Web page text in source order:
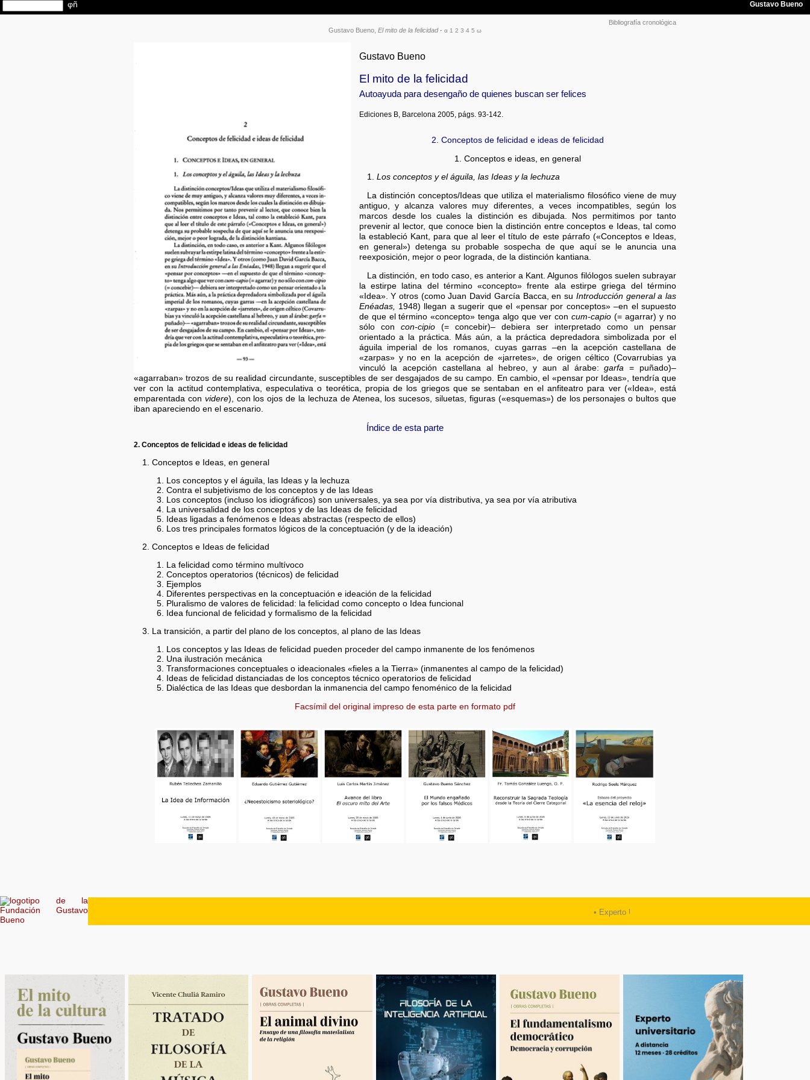
Bibliografía cronológica
Gustavo Bueno, El mito de la felicidad· α 1 2 3 4 5 ω
Gustavo Bueno
El mito de la felicidad
Autoayuda para desengaño de quienes buscan ser felices
Ediciones B, Barcelona 2005, págs. 93-142.
2. Conceptos de felicidad e ideas de felicidad
1. Conceptos e ideas, en general
1.Los conceptos y el águila, las Ideas y la lechuza
La distinción conceptos/Ideas que utiliza el materialismo filosófico viene de muy
antiguo, y alcanza valores muy diferentes, a veces incompatibles, según los
marcos desde los cuales la distinción es dibujada. Nos permitimos por tanto
prevenir al lector, que conoce bien la distinción entre conceptos e Ideas, tal como
la estableció Kant, para que al leer el título de este párrafo («Conceptos e Ideas,
en general») detenga su probable sospecha de que aquí se le anuncia una
reexposición, mejor o peor lograda, de la distinción kantiana.
La distinción, en todo caso, es anterior a Kant. Algunos filólogos suelen subrayar
la estirpe latina del término «concepto» frente ala estirpe griega del término
«Idea». Y otros (como Juan David García Bacca, en su Introducción general a las
Enéadas,
1948) llegan a sugerir que el «pensar por conceptos» –en el supuesto
de que el término «concepto» tenga algo que ver concum-capio (= agarrar) y no
sólo con con-cipio(= concebir)– debiera ser interpretado como un pensar
orientado a la práctica. Más aún, a la práctica depredadora simbolizada por el
águila imperial de los romanos, cuyas garras –en la acepción castellana de
«zarpas» y no en la acepción de «jarretes», de origen céltico (Covarrubias ya
vinculó la acepción castellana al hebreo, y aun al árabe:garfa = puñado)–
«agarraban» trozos de su realidad circundante, susceptibles de ser desgajados de su campo. En cambio, el «pensar por Ideas», tendría que
ver con la actitud contemplativa, especulativa o teorética, propia de los griegos que se sentaban en el anfiteatro para ver («Idea», está
emparentada con videre), con los ojos de la lechuza de Atenea, los sucesos, siluetas, figuras («esquemas») de los personajes o bultos que
iban apareciendo en el escenario.
Índice de esta parte
2. Conceptos de felicidad e ideas de felicidad
1. Conceptos e Ideas, en general
Los conceptos y el águila, las Ideas y la lechuza
Contra el subjetivismo de los conceptos y de las Ideas
Los conceptos (incluso los idiográficos) son universales, ya sea por vía distributiva, ya sea por vía atributiva
La universalidad de los conceptos y de las Ideas de felicidad
Ideas ligadas a fenómenos e Ideas abstractas (respecto de ellos)
Los tres principales formatos lógicos de la conceptuación (y de la ideación)
2. Conceptos e Ideas de felicidad
La felicidad como término multívoco
Conceptos operatorios (técnicos) de felicidad
Ejemplos
Diferentes perspectivas en la conceptuación e ideación de la felicidad
Pluralismo de valores de felicidad: la felicidad como concepto o Idea funcional
Idea funcional de felicidad y formalismo de la felicidad
3. La transición, a partir del plano de los conceptos, al plano de las Ideas
Los conceptos y las Ideas de felicidad pueden proceder del campo inmanente de los fenómenos
Una ilustración mecánica
Transformaciones conceptuales o ideacionales «fieles a la Tierra» (inmanentes al campo de la felicidad)
Ideas de felicidad distanciadas de los conceptos técnico operatorios de felicidad
Dialéctica de las Ideas que desbordan la inmanencia del campo fenoménico de la felicidad
Facsímil del original impreso de esta parte en formato pdf